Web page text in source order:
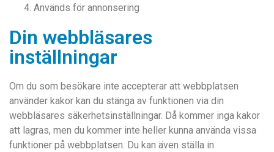
Används för annonsering
Din webbläsares
inställningar
Om du som besökare inte accepterar att webbplatsen
använder kakor kan du stänga av funktionen via din
webbläsares säkerhetsinställningar. Då kommer inga kakor
att lagras, men du kommer inte heller kunna använda vissa
funktioner på webbplatsen. Du kan även ställa in